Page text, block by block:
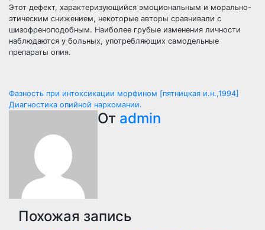
Этот дефект, характеризующийся эмоциональным и морально-
этическим снижением, некоторые авторы сравнивали с
шизофреноподобным. Наиболее грубые изменения личности
наблюдаются у больных, употребляющих самодельные
препараты опия.
Навигация
записям
Фазность при интоксикации морфином [пятницкая и.н.,1994]
Диагностика опийной наркомании.
От admin
Похожая запись